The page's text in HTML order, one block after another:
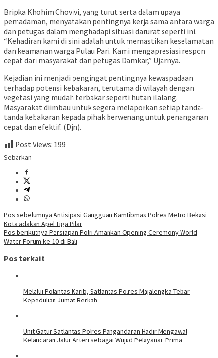
Bripka Khohim Chovivi, yang turut serta dalam upaya
pemadaman, menyatakan pentingnya kerja sama antara warga
dan petugas dalam menghadapi situasi darurat seperti ini.
“Kehadiran kami di sini adalah untuk memastikan keselamatan
dan keamanan warga Pulau Pari. Kami mengapresiasi respon
cepat dari masyarakat dan petugas Damkar,” Ujarnya.
Kejadian ini menjadi pengingat pentingnya kewaspadaan
terhadap potensi kebakaran, terutama di wilayah dengan
vegetasi yang mudah terbakar seperti hutan ilalang.
Masyarakat diimbau untuk segera melaporkan setiap tanda-
tanda kebakaran kepada pihak berwenang untuk penanganan
cepat dan efektif. (Djn).
Post Views: 199
Sebarkan
Navigasi
pos
Pos sebelumnya Antisipasi Gangguan Kamtibmas Polres Metro Bekasi
Kota adakan Apel Tiga Pilar
Pos berikutnya Persiapan Polri Amankan Opening Ceremony World
Water Forum ke-10 di Bali
Pos terkait
Melalui Polantas Karib, Satlantas Polres Majalengka Tebar
Kepedulian Jumat Berkah
Unit Gatur Satlantas Polres Pangandaran Hadir Mengawal
Kelancaran Jalur Arteri sebagai Wujud Pelayanan Prima